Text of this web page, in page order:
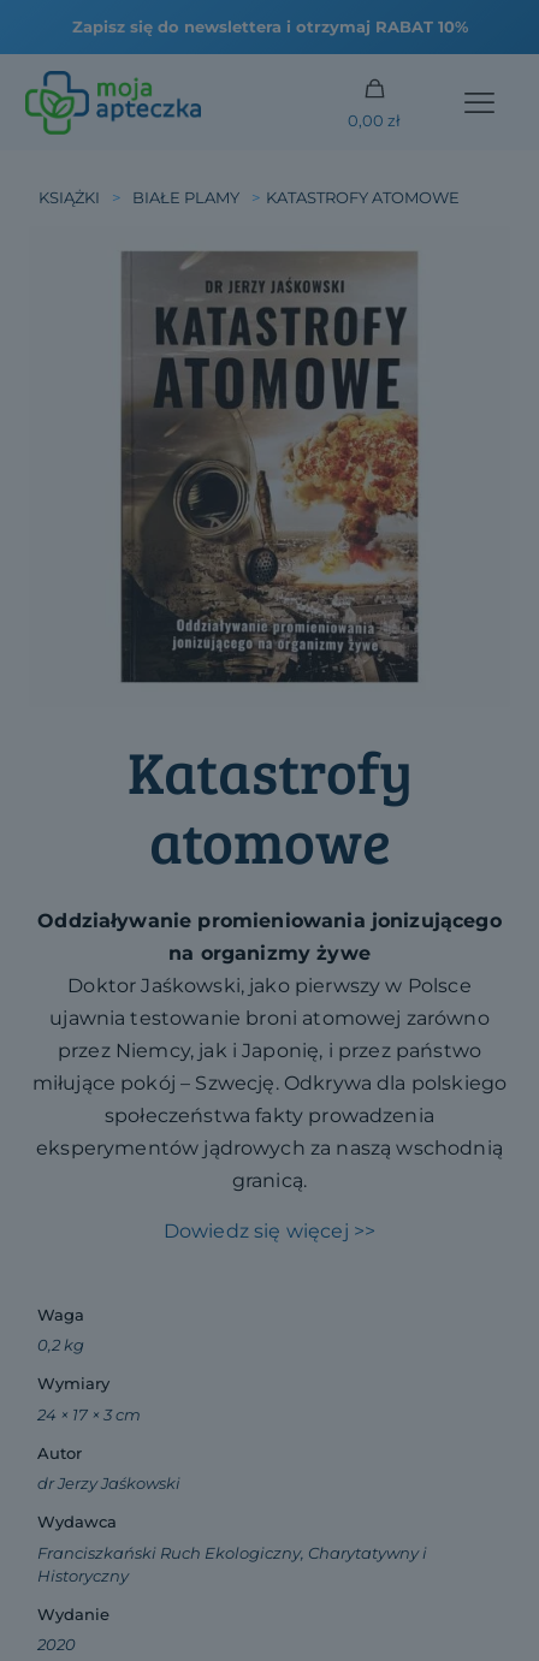
0,00 zł
KSIĄŻKI > BIAŁE PLAMY > KATASTROFY ATOMOWE
Katastrofy
atomowe
Oddziaływanie promieniowania jonizującego
na organizmy żywe
Doktor Jaśkowski, jako pierwszy w Polsce
ujawnia testowanie broni atomowej zarówno
przez Niemcy, jak i Japonię, i przez państwo
miłujące pokój – Szwecję. Odkrywa dla polskiego
społeczeństwa fakty prowadzenia
eksperymentów jądrowych za naszą wschodnią
granicą.
Dowiedz się więcej >>
Waga
0,2 kg
Wymiary
24 × 17 × 3 cm
Autor
dr Jerzy Jaśkowski
Wydawca
Franciszkański Ruch Ekologiczny, Charytatywny i
Historyczny
Wydanie
2020